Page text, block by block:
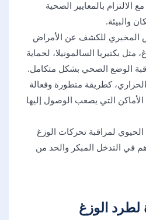
الالتزام بالمعايير الصحية
والبيئة.
المخبري للكشف عن الأمراض
مثل بكتيريا السالمونيلا، لحماية
الوضع الصحي بشكل متكامل.
كطريقة متطورة وفعالة
التي يصعب الوصول إليها
لمراقبة تحركات الوزغ
في التدخل المبكر والحد من
لطرد الوزغ